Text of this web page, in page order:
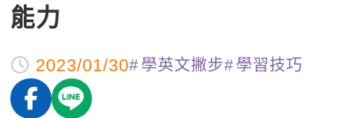
商用英文
英文檢定
TOEIC 多益課程
能力養成
免費資源
多益秒學堂
師資團隊
學習分享
能力
2023/01/30 學英文撇步 學習技巧